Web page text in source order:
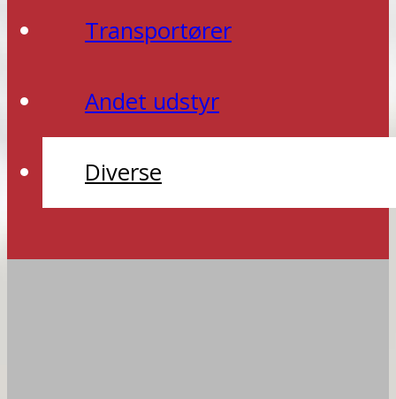
Transportører
Andet udstyr
Diverse